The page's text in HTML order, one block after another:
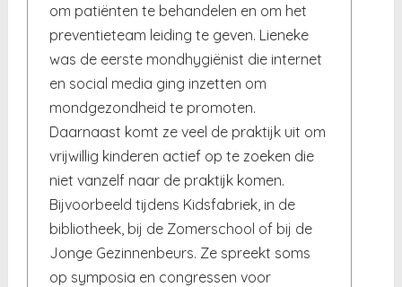
om patiënten te behandelen en om het
preventieteam leiding te geven. Lieneke
was de eerste mondhygiënist die internet
en social media ging inzetten om
mondgezondheid te promoten.
Daarnaast komt ze veel de praktijk uit om
vrijwillig kinderen actief op te zoeken die
niet vanzelf naar de praktijk komen.
Bijvoorbeeld tijdens Kidsfabriek, in de
bibliotheek, bij de Zomerschool of bij de
Jonge Gezinnenbeurs. Ze spreekt soms
op symposia en congressen voor